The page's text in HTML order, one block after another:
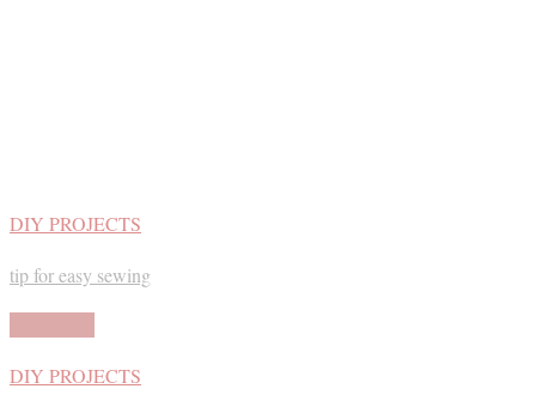
DIY PROJECTS
tip for easy sewing
DIY PROJECTS